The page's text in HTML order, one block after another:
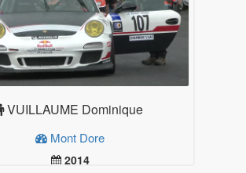
VUILLAUME Dominique
Mont Dore
2014